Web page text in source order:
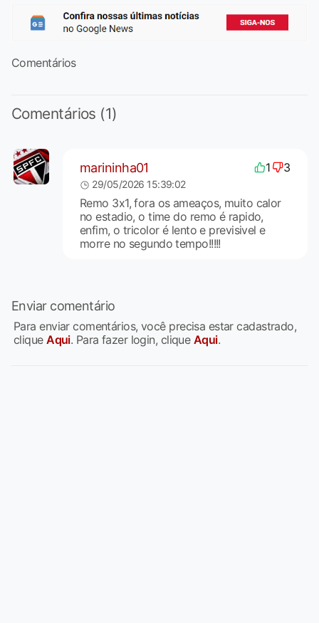
Comentários
Comentários (1)
marininha01 1 3
29/05/2026 15:39:02
Remo 3x1, fora os ameaços, muito calor
no estadio, o time do remo é rapido,
enfim, o tricolor é lento e previsivel e
morre no segundo tempo!!!!!
Enviar comentário
Para enviar comentários, você precisa estar cadastrado,
cliqueAqui. Para fazer login, clique Aqui.